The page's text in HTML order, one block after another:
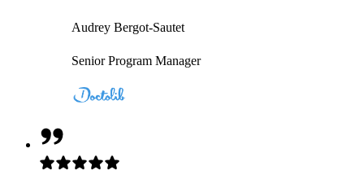
Audrey Bergot-Sautet
Senior Program Manager